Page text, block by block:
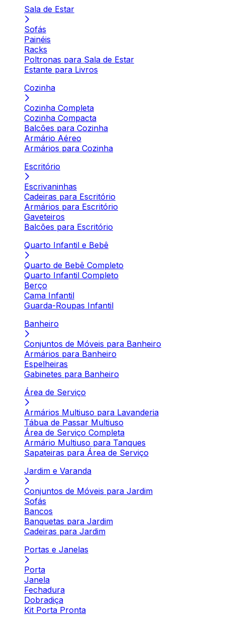
Sala de Estar
Sofás
Painéis
Racks
Poltronas para Sala de Estar
Estante para Livros
Cozinha
Cozinha Completa
Cozinha Compacta
Balcões para Cozinha
Armário Aéreo
Armários para Cozinha
Escritório
Escrivaninhas
Cadeiras para Escritório
Armários para Escritório
Gaveteiros
Balcões para Escritório
Quarto Infantil e Bebê
Quarto de Bebê Completo
Quarto Infantil Completo
Berço
Cama Infantil
Guarda-Roupas Infantil
Banheiro
Conjuntos de Móveis para Banheiro
Armários para Banheiro
Espelheiras
Gabinetes para Banheiro
Área de Serviço
Armários Multiuso para Lavanderia
Tábua de Passar Multiuso
Área de Serviço Completa
Armário Multiuso para Tanques
Sapateiras para Área de Serviço
Jardim e Varanda
Conjuntos de Móveis para Jardim
Sofás
Bancos
Banquetas para Jardim
Cadeiras para Jardim
Portas e Janelas
Porta
Janela
Fechadura
Dobradiça
Kit Porta Pronta